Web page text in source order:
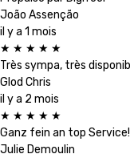
João Assenção
il y a 1 mois
★ ★ ★ ★ ★
Très sympa, très
Glod Chris
il y a 2 mois
★ ★ ★ ★ ★
Ganz fein an top Service!
Julie Demoulin